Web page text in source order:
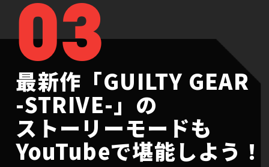
03
最新作「GUILTY GEAR
-STRIVE-」の
ストーリーモードも
YouTubeで堪能しよう！